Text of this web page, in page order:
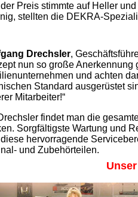
Preis stimmte auf Heller und
stellten die DEKRA-
Drechsler,
nun so große Anerkennung
und achten
Standard ausgerüstet
Mitarbeiter!“
findet man die
Sorgfältigste Wartung und
hervorragende
und Zubehörteilen.